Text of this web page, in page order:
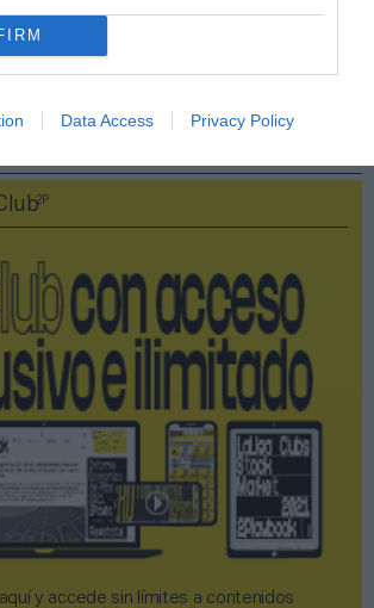
Data Access Privacy Policy
pública
2P
aquí y accede sin límites a contenidos